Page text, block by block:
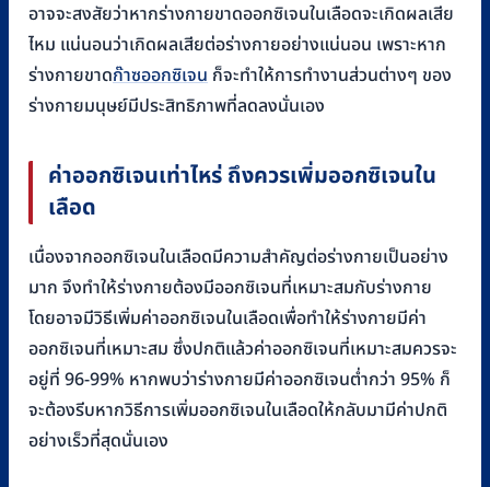
อาจจะสงสัยว่าหากร่างกายขาดออกซิเจนในเลือดจะเกิดผลเสีย
ไหม แน่นอนว่าเกิดผลเสียต่อร่างกายอย่างแน่นอน เพราะหาก
ร่างกายขาดก๊าซออกซิเจน ก็จะทำให้การทำงานส่วนต่างๆ ของ
ร่างกายมนุษย์มีประสิทธิภาพที่ลดลงนั่นเอง
ค่าออกซิเจนเท่าไหร่ ถึงควรเพิ่มออกซิเจนใน
เลือด
เนื่องจากออกซิเจนในเลือดมีความสำคัญต่อร่างกายเป็นอย่าง
มาก จึงทำให้ร่างกายต้องมีออกซิเจนที่เหมาะสมกับร่างกาย
โดยอาจมีวิธีเพิ่มค่าออกซิเจนในเลือดเพื่อทำให้ร่างกายมีค่า
ออกซิเจนที่เหมาะสม ซึ่งปกติแล้วค่าออกซิเจนที่เหมาะสมควรจะ
อยู่ที่ 96-99% หากพบว่าร่างกายมีค่าออกซิเจนต่ำกว่า 95% ก็
จะต้องรีบหากวิธีการเพิ่มออกซิเจนในเลือดให้กลับมามีค่าปกติ
อย่างเร็วที่สุดนั่นเอง